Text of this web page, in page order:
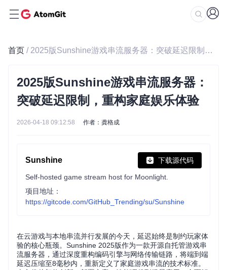
首页 / 2025版Sunshine游戏串流服务器：突破延迟限制，重构家庭娱乐体验
2025版Sunshine游戏串流服务器：
突破延迟限制，重构家庭娱乐体验
2026-04-18 09:12:58 作者：龚格成
Sunshine 下载源代码
Self-hosted game stream host for Moonlight.
项目地址：
https://gitcode.com/GitHub_Trending/su/Sunshine
在云游戏与本地串流并行发展的今天，延迟始终是制约玩家体
验的核心瓶颈。Sunshine 2025版作为一款开源自托管游戏串
流服务器，通过深度重构编码引擎与网络传输链路，将端到端
延迟压缩至8毫秒内，重新定义了家庭游戏串流的技术标准。